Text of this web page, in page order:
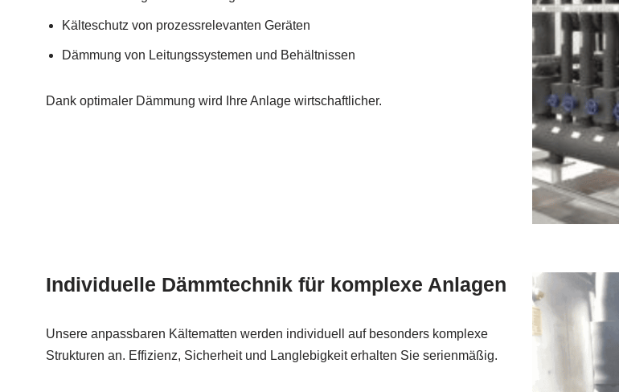
Kälteschutz von prozessrelevanten Geräten
Dämmung von Leitungssystemen und Behältnissen
Dank optimaler Dämmung wird Ihre Anlage wirtschaftlicher.
Individuelle Dämmtechnik für komplexe Anlagen
Unsere anpassbaren Kältematten werden individuell auf besonders komplexe
Strukturen an. Effizienz, Sicherheit und Langlebigkeit erhalten Sie serienmäßig.